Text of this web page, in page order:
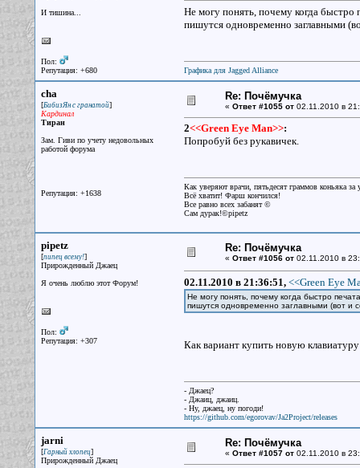
И тишина...
Пол:
Репутация: +680
Не могу понять, почему когда быстро
пишутся одновременно заглавными
Графика для Jagged Alliance
cha
[БибизЯн с гранатой]
Кардинал
Тиран
Зам. Гиви по учету недовольных
работой форума
Репутация: +1638
Re: Почёмучка
« Ответ #1055 от02.11.2010 в
2<<Green Eye Man>>:
Попробуй без рукавичек.
Как уверяют врачи, пятьдесят граммов коньяка
Всё хватит! Фарш кончился!
Все равно всех забанят ©
Сам дурак!©pipetz
pipetz
[пипец всему!]
Прирожденный Джаец
Я очень люблю этот Форум!
Пол:
Репутация: +307
Re: Почёмучка
« Ответ #1056 от02.11.2010 в
02.11.2010 в 21:36:51, <<Green Eye
Не могу понять, почему когда быстро
пишутся одновременно заглавными (вот
Как вариант купить новую
- Джаец?
- Джаиц, джаиц.
- Ну, джаец, ну погоди!
https://github.com/egorovav/Ja2Project/releases
jarni
[Гарный хлопец]
Прирожденный Джаец
Re: Почёмучка
« Ответ #1057 от02.11.2010 в